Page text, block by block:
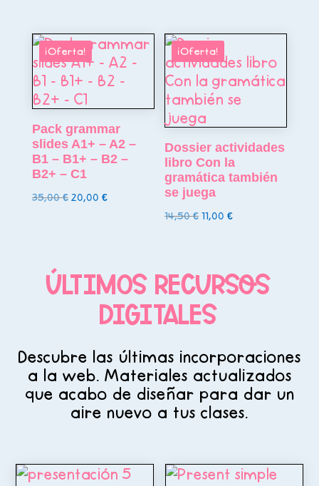
original
era:
28,00 €.
actual
18,00 €.
¡Oferta!
Pack grammar
slides A1+ – A2 –
B1 – B1+ – B2 –
B2+ – C1
35,00€ El
20,00 €El
¡Oferta!
Dossier actividades
libro Con la
gramática también
se juega
14,50€ El
14,50 €.
11,00€El
11,00 €.
últimos RECURSOS
DIGITALES
Descubre las últimas incorporaciones
a la web. Materiales actualizados
que acabo de diseñar para dar un
aire nuevo a tus clases.